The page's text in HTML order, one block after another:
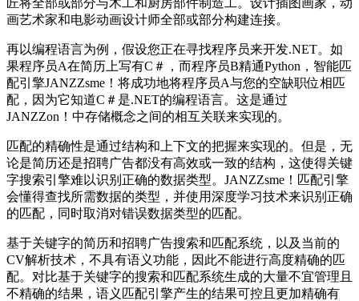
画艺术家和电影动画设计师全部或部分构建连接。
再以编程语言为例，假设您正在寻找程序员来开发.NET。如
果程序员A在简历上写有C＃，而程序员B精通Python，智能匹
配引擎JANZZsme！将成功地将程序员A与您的空缺职位相匹
配，因为它知道C＃是.NET的编程语言。这是通过
JANZZon！中存储概念之间的相互关联来实现的。
匹配的精确性是通过结构和上下文的把握来实现的。但是，无
论是简历还是招聘广告都没有高效或一致的结构，这使得关键
字搜索引擎难以识别正确的数据类型。JANZZsme！匹配引擎
会懂得查找所需数据的类型，并使用深度学习技术来识别正确
的匹配，同时取消对错误数据类型的匹配。
基于关键字的简历和招聘广告搜索和匹配系统，以及当前的
CV解析技术，不具有语义功能，因此不能进行高度精确的匹
配。对比基于关键字的搜索和匹配系统生成的大量不宜管理且
不精确的结果，语义匹配引擎产生的结果可控且更加精确有